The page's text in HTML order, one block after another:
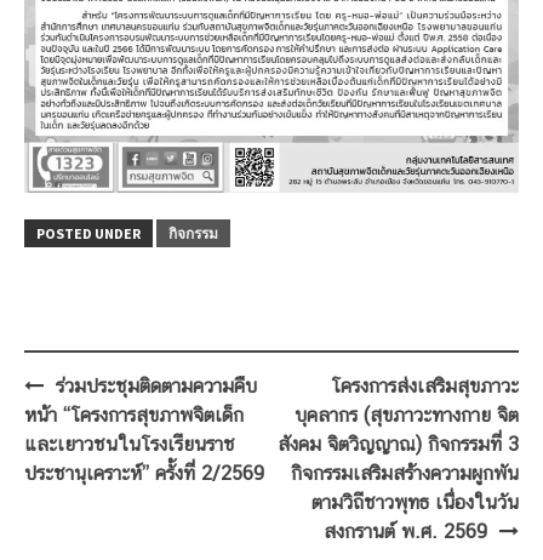
POSTED UNDER กิจกรรม
Post
navigation
ร่วมประชุมติดตามความคืบ
หน้า “โครงการสุขภาพจิตเด็ก
และเยาวชนในโรงเรียนราช
ประชานุเคราะห์” ครั้งที่ 2/2569
โครงการส่งเสริมสุขภาวะ
บุคลากร (สุขภาวะทางกาย จิต
สังคม จิตวิญญาณ) กิจกรรมที่ 3
กิจกรรมเสริมสร้างความผูกพัน
ตามวิถีชาวพุทธ เนื่องในวัน
สงกรานต์ พ.ศ. 2569